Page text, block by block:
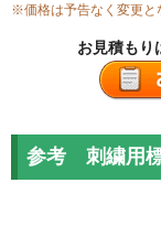
※価格は予告なく変更と
お見積もり
参考 刺繍用